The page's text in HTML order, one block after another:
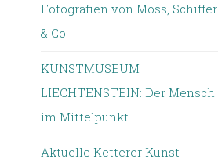
Fotografien von Moss, Schiffer
& Co.
KUNSTMUSEUM
LIECHTENSTEIN: Der Mensch
im Mittelpunkt
Aktuelle Ketterer Kunst